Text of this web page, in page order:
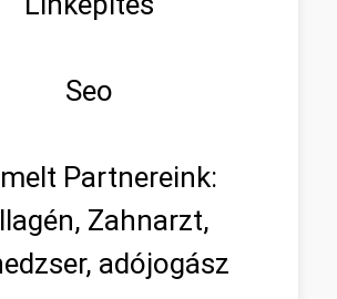
Seo
Partnereink:
Zahnarzt,
adójogász